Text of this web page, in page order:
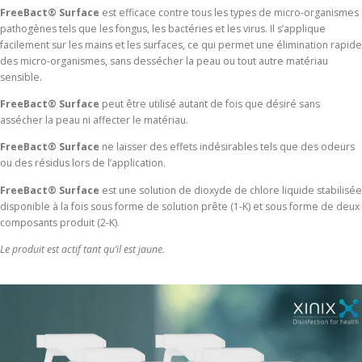
FreeBact® Surface est efficace contre tous les types de micro-organismes
pathogènes tels que les fongus, les bactéries et les virus. Il s’applique
facilement sur les mains et les surfaces, ce qui permet une élimination rapide
des micro-organismes, sans dessécher la peau ou tout autre matériau
sensible.
FreeBact® Surface peut être utilisé autant de fois que désiré sans
assécher la peau ni affecter le matériau.
FreeBact® Surface ne laisser des effets indésirables tels que des odeurs
ou des résidus lors de l’application.
FreeBact® Surface est une solution de dioxyde de chlore liquide stabilisée
disponible à la fois sous forme de solution prête (1-K) et sous forme de deux
composants produit (2-K).
Le produit est actif tant qu’il est jaune.